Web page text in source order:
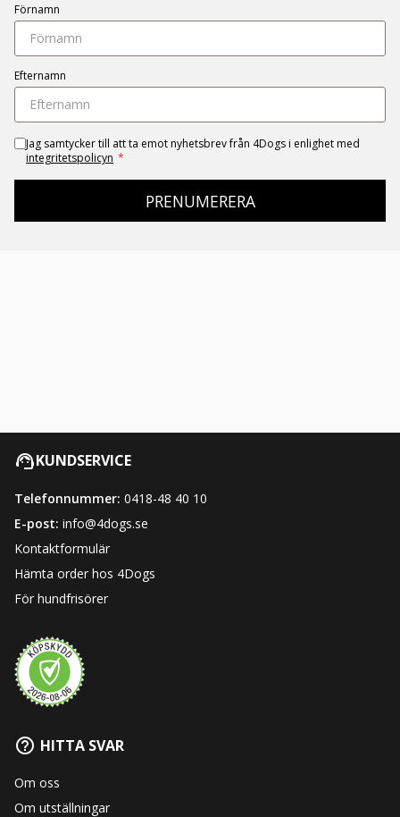
Förnamn
Efternamn
Jag samtycker till att ta emot nyhetsbrev från 4Dogs i enlighet med
integritetspolicyn *
PRENUMERERA
KUNDSERVICE
Telefonnummer: 0418-48 40 10
E-post: info@4dogs.se
Kontaktformulär
Hämta order hos 4Dogs
För hundfrisörer
HITTA SVAR
Om oss
Om utställningar